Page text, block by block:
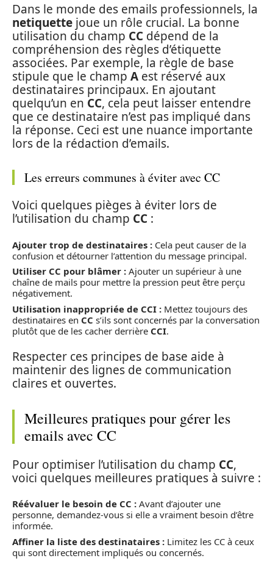
Dans le monde des emails professionnels, la
netiquette joue un rôle crucial. La bonne
utilisation du champ CC dépend de la
compréhension des règles d’étiquette
associées. Par exemple, la règle de base
stipule que le champ A est réservé aux
destinataires principaux. En ajoutant
quelqu’un en CC, cela peut laisser entendre
que ce destinataire n’est pas impliqué dans
la réponse. Ceci est une nuance importante
lors de la rédaction d’emails.
Les erreurs communes à éviter avec CC
Voici quelques pièges à éviter lors de
l’utilisation du champ CC :
Ajouter trop de destinataires : Cela peut causer de la
confusion et détourner l’attention du message principal.
Utiliser CC pour blâmer : Ajouter un supérieur à une
chaîne de mails pour mettre la pression peut être perçu
négativement.
Utilisation inappropriée de CCI : Mettez toujours des
destinataires en CC s’ils sont concernés par la conversation
plutôt que de les cacher derrière CCI.
Respecter ces principes de base aide à
maintenir des lignes de communication
claires et ouvertes.
Meilleures pratiques pour gérer les
emails avec CC
Pour optimiser l’utilisation du champ CC,
voici quelques meilleures pratiques à suivre :
Réévaluer le besoin de CC : Avant d’ajouter une
personne, demandez-vous si elle a vraiment besoin d’être
informée.
Affiner la liste des destinataires : Limitez les CC à ceux
qui sont directement impliqués ou concernés.